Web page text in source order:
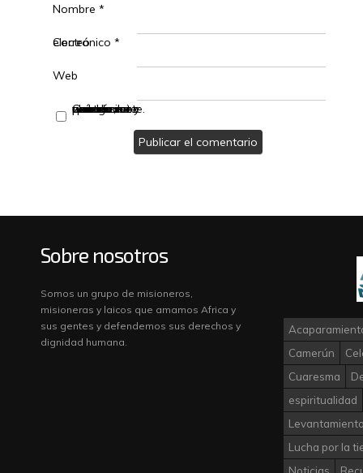
Nombre *
Correo electrónico *
Web
Guarda mi nombre, correo electrónico y web en este navegador para la próxima vez que comente.
Sobre nosotros
Somos un grupo de misioneros,
misioneras y laicos que amamos Africa y
sus gentes y defendemos sus derechos y
dignidad humana.
Camerún
Cuaresma
espiritualidad
Lucha por la